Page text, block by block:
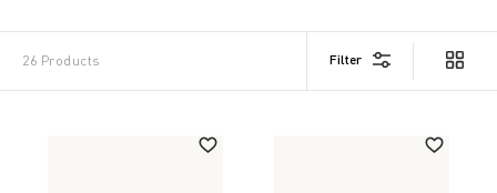
26 Products Filter